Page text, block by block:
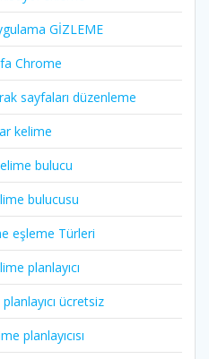
GİZLEME
Chrome
sayfaları düzenleme
kelime
bulucu
bulucusu
eşleme Türleri
planlayıcı
ücretsiz
planlayıcısı